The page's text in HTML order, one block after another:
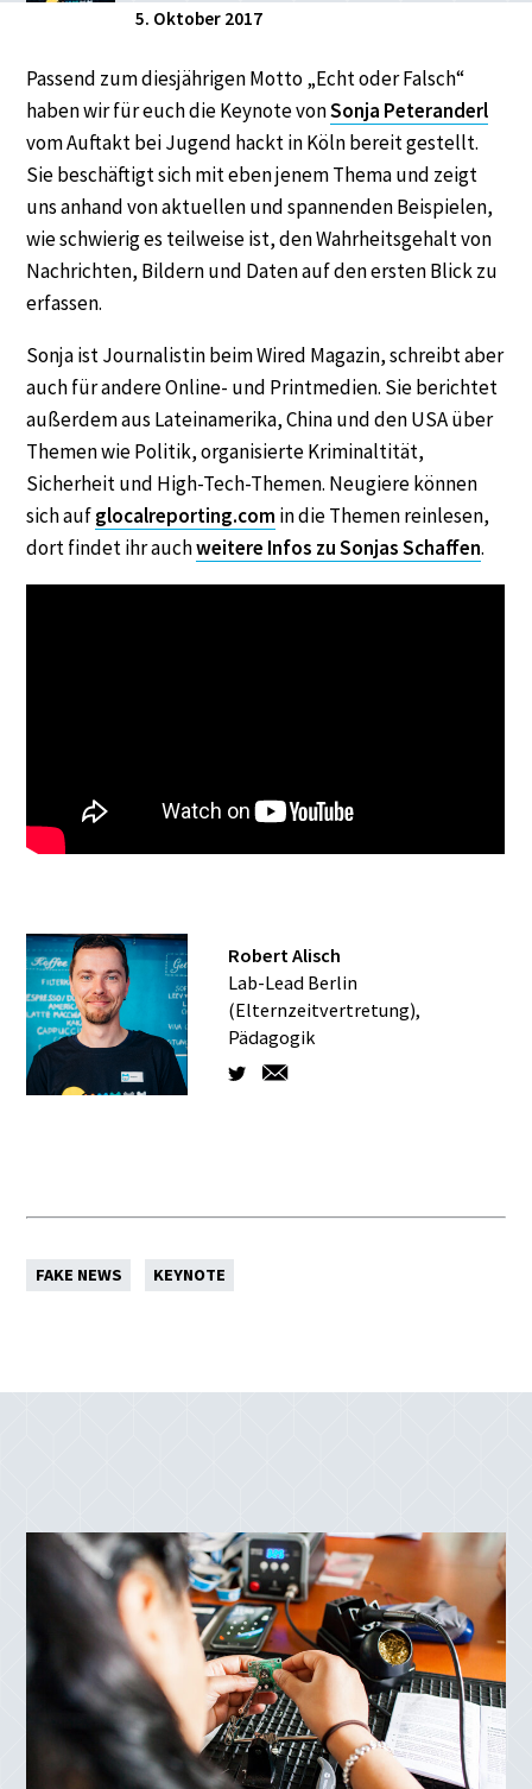
5. Oktober 2017
Passend zum diesjährigen Motto „Echt oder Falsch“
haben wir für euch die Keynote vonSonja Peteranderl
vom Auftakt bei Jugend hackt in Köln bereit gestellt.
Sie beschäftigt sich mit eben jenem Thema und zeigt
uns anhand von aktuellen und spannenden Beispielen,
wie schwierig es teilweise ist, den Wahrheitsgehalt von
Nachrichten, Bildern und Daten auf den ersten Blick zu
erfassen.
Sonja ist Journalistin beim Wired Magazin, schreibt aber
auch für andere Online- und Printmedien. Sie berichtet
außerdem aus Lateinamerika, China und den USA über
Themen wie Politik, organisierte Kriminaltität,
Sicherheit und High-Tech-Themen. Neugiere können
sich aufglocalreporting.com in die Themen reinlesen,
dort findet ihr auchweitere Infos zu Sonjas Schaffen.
Robert Alisch
Lab-Lead Berlin
(Elternzeitvertretung),
Pädagogik
FAKE NEWS KEYNOTE